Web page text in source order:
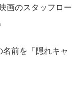
画のスタッフロー
名前を「隠れキャ